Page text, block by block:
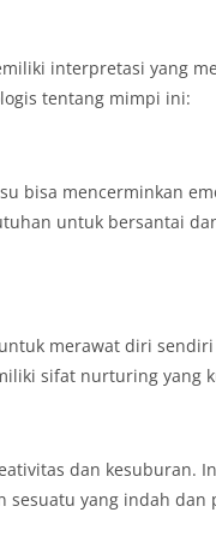
interpretasi yang
tentang mimpi ini:
bisa mencerminkan
untuk bersantai
merawat diri
sifat nurturing yang
dan kesuburan.
sesuatu yang indah dan